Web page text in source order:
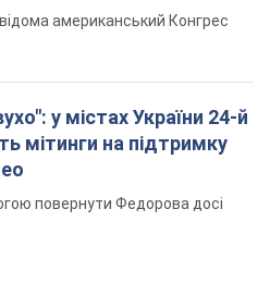
американський Конгрес
у містах України 24-й
мітинги на підтримку
повернути Федорова досі